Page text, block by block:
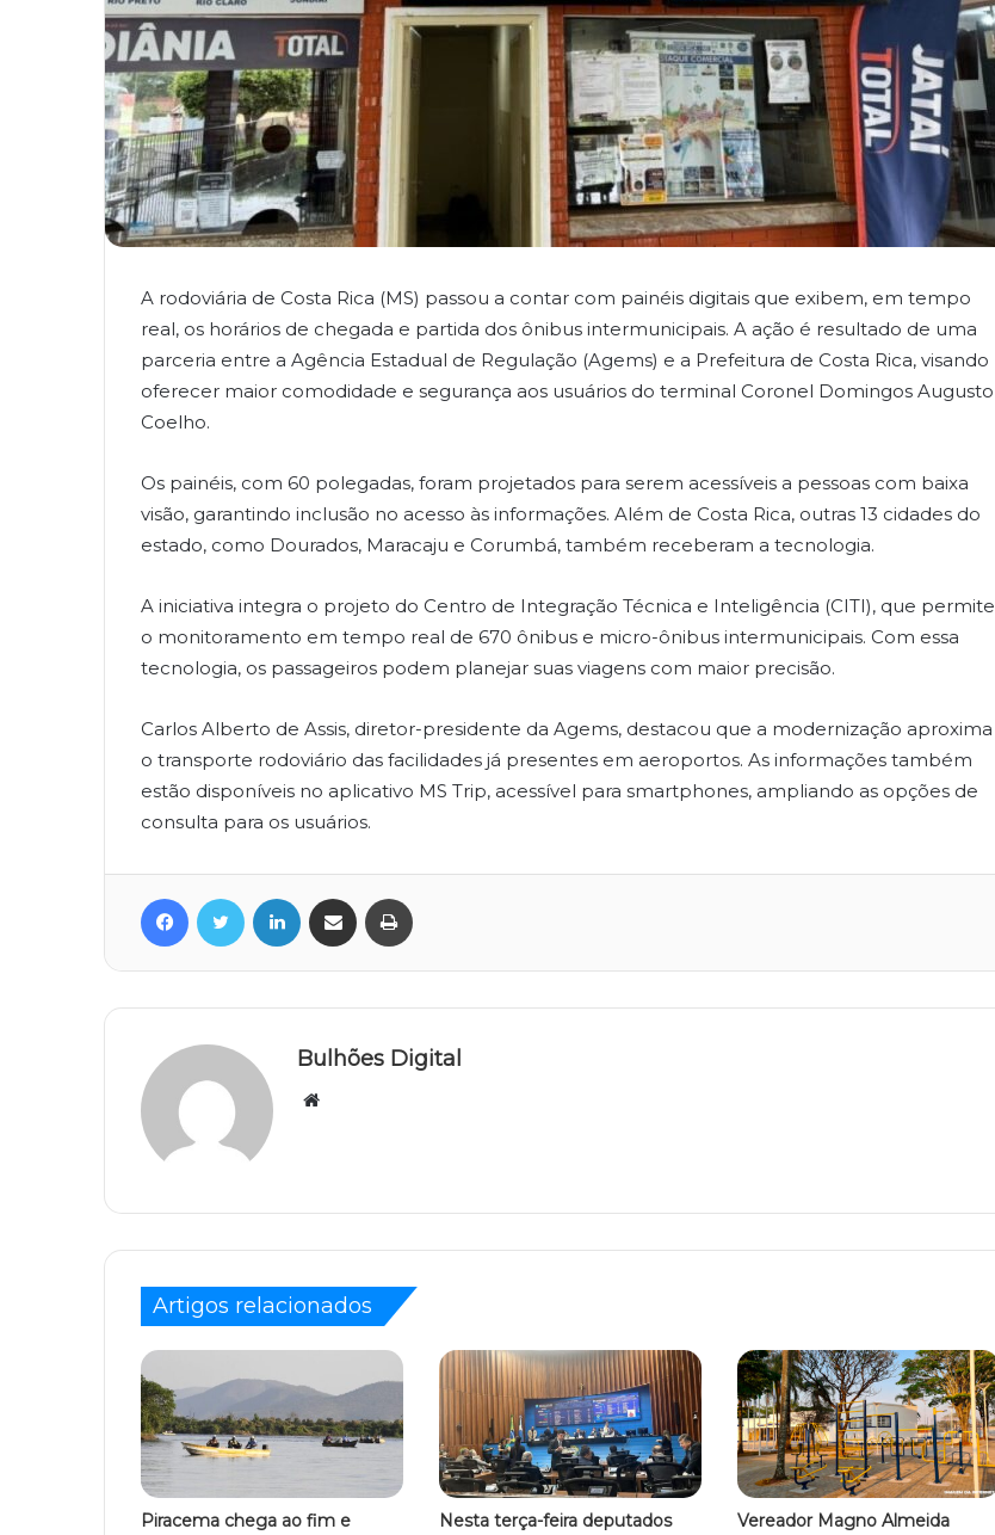
A rodoviária de Costa Rica (MS) passou a contar com painéis digitais que exibem, em tempo
real, os horários de chegada e partida dos ônibus intermunicipais. A ação é resultado de uma
parceria entre a Agência Estadual de Regulação (Agems) e a Prefeitura de Costa Rica, visando
oferecer maior comodidade e segurança aos usuários do terminal Coronel Domingos Augusto
Coelho.
Os painéis, com 60 polegadas, foram projetados para serem acessíveis a pessoas com baixa
visão, garantindo inclusão no acesso às informações. Além de Costa Rica, outras 13 cidades do
estado, como Dourados, Maracaju e Corumbá, também receberam a tecnologia.
A iniciativa integra o projeto do Centro de Integração Técnica e Inteligência (CITI), que permite
o monitoramento em tempo real de 670 ônibus e micro-ônibus intermunicipais. Com essa
tecnologia, os passageiros podem planejar suas viagens com maior precisão.
Carlos Alberto de Assis, diretor-presidente da Agems, destacou que a modernização aproxima
o transporte rodoviário das facilidades já presentes em aeroportos. As informações também
estão disponíveis no aplicativo MS Trip, acessível para smartphones, ampliando as opções de
consulta para os usuários.
FacebookTwitter Linkedin Compartilhar via e-mail
Bulhões Digital
Website
Artigos relacionados
Piracema chega ao fim e
Nesta terça-feira deputados
Vereador Magno Almeida